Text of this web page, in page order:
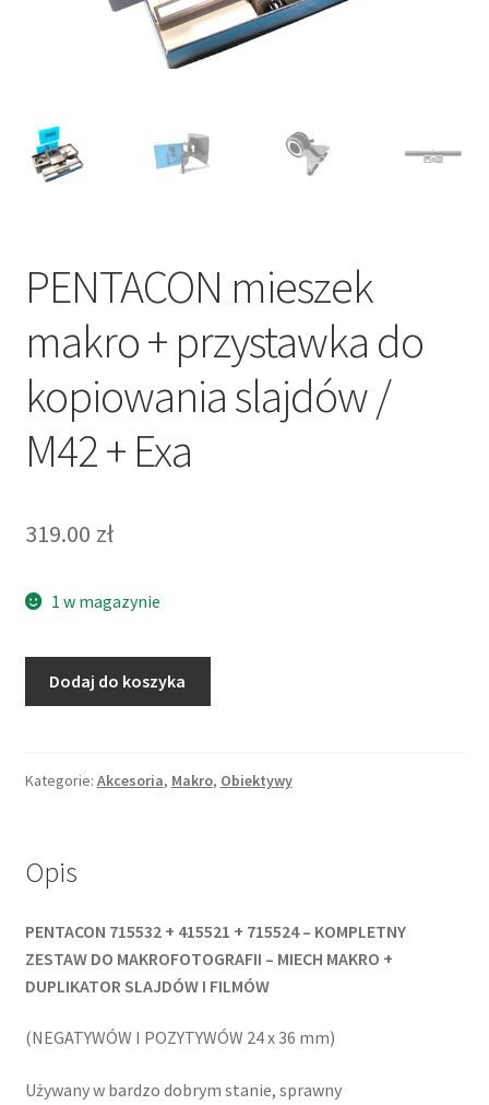
PENTACON mieszek
makro + przystawka do
kopiowania slajdów /
M42 + Exa
319.00 zł
1 w magazynie
PENTACON
+
kopiowania
slajdów
M42
+
Exa
Dodaj do koszyka
Kategorie: Akcesoria, Makro, Obiektywy
Opis
PENTACON 715532 + 415521 + 715524 – KOMPLETNY
ZESTAW DO MAKROFOTOGRAFII – MIECH MAKRO +
DUPLIKATOR SLAJDÓW I FILMÓW
(NEGATYWÓW I POZYTYWÓW 24 x 36 mm)
Używany w bardzo dobrym stanie, sprawny